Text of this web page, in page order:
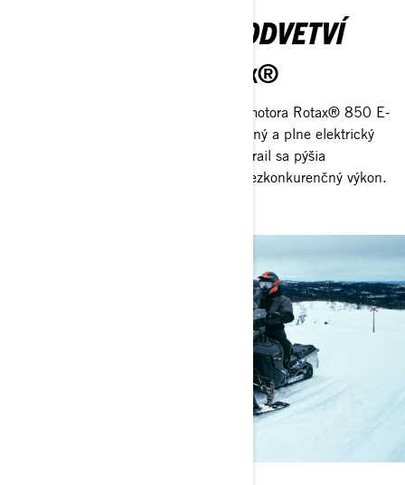
NAJLEPŠÍ VÝKON V ODVETVÍ
Technológia motora Rotax®
Od adrenalínom nabitého 2-taktného motora Rotax® 850 E-
TEC Turbo R, až po účinný ACE 4-taktný a plne elektrický
Rotax® E-Power. Snežné skútre Lynx trail sa pýšia
nadupanou technológiou motora pre bezkonkurenčný výkon.